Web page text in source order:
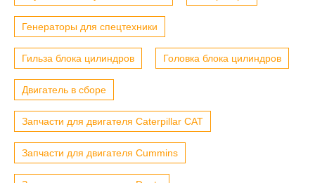
Генераторы для спецтехники
Гильза блока цилиндров Головка блока цилиндров
Двигатель в сборе
Запчасти для двигателя Caterpillar CAT
Запчасти для двигателя Cummins